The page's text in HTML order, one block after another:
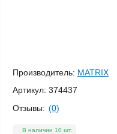
Производитель: MATRIX
Артикул: 374437
Отзывы: (0)
В наличии 10 шт.